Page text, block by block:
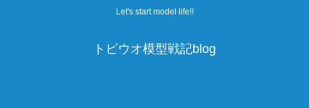
Let's start model life!!
トビウオ模型戦記blog